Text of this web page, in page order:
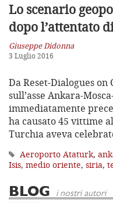
Lo scenario
dopo l’attentato
Giuseppe Didonna
3 Luglio 2016
Da Reset-Dialogues
sull’asse Ankara-
immediatamente
ha causato 45 vittime
Turchia aveva
Aeroporto Ataturk,
Isis, medio oriente, siria,
BLOG i nostri autori